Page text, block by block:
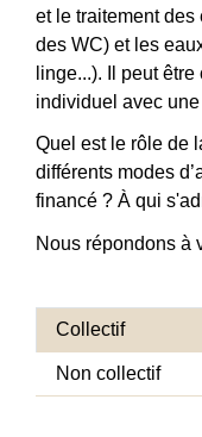
et le traitement
des WC) et les
linge...). Il peut
individuel avec
Quel est le rôle de
différents modes
financé ? À qui
Nous répondons à
Collectif
Non collectif